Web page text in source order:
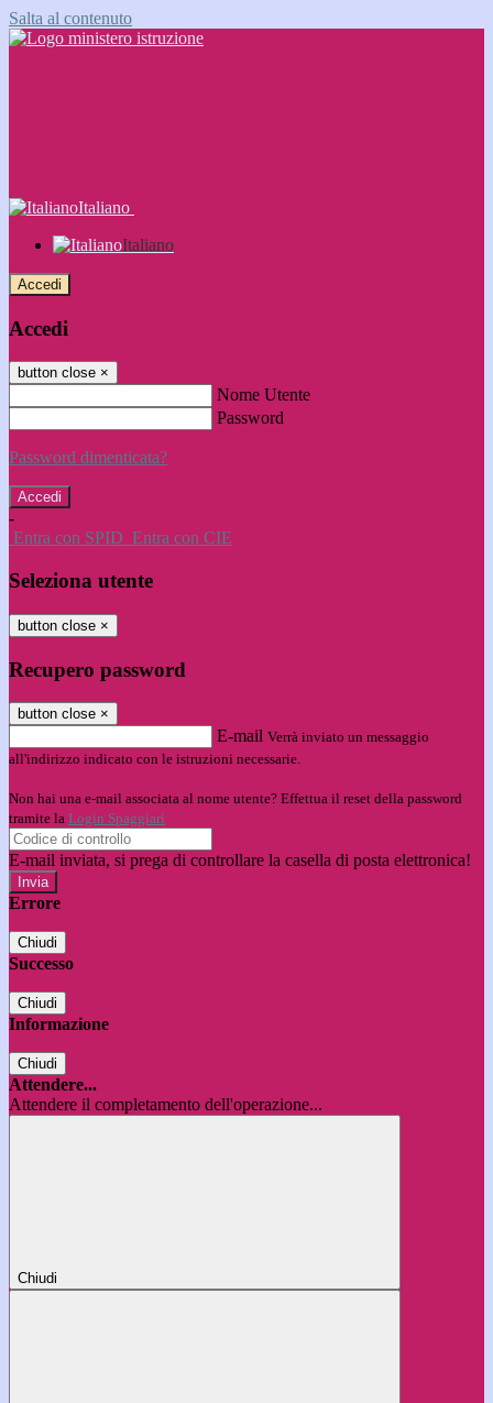
Salta al contenuto
Italiano
Italiano
Accedi
Accedi
button close ×
Nome Utente
Password
Password dimenticata?
-
Entra con SPID Entra con CIE
Seleziona utente
button close ×
Recupero password
button close ×
E-mail Verrà inviato un messaggio
all'indirizzo indicato con le istruzioni necessarie.
Non hai una e-mail associata al nome utente? Effettua il reset della password
tramite la Login Spaggiari
E-mail inviata, si prega di controllare la casella di posta elettronica!
Errore
Chiudi
Successo
Chiudi
Informazione
Chiudi
Attendere...
Attendere il completamento dell'operazione...
Chiudi